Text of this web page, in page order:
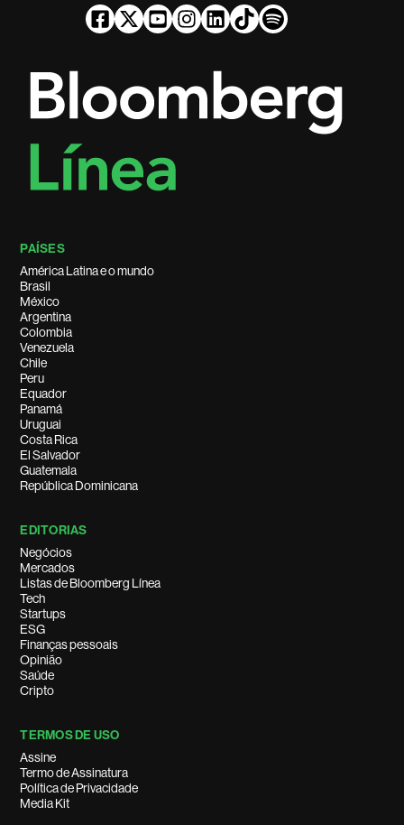
PAÍSES
América Latina e o mundo
Brasil
México
Argentina
Colombia
Venezuela
Chile
Peru
Equador
Panamá
Uruguai
Costa Rica
El Salvador
Guatemala
República Dominicana
EDITORIAS
Negócios
Mercados
Listas de Bloomberg Línea
Tech
Startups
ESG
Finanças pessoais
Opinião
Saúde
Cripto
TERMOS DE USO
Assine
Termo de Assinatura
Política de Privacidade
Media Kit